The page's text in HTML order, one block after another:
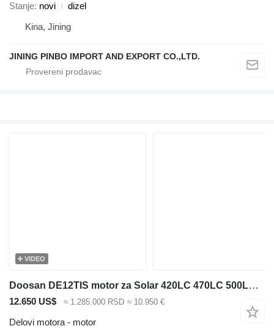
Stanje novi
dizel
Kina, Jining
JINING PINBO IMPORT AND EXPORT CO.,LTD.
VIDEO
Doosan DE12TIS motor za Solar 420LC 470LC 500LCV bagera
12.650 US$ ≈ 1.285.000 RSD ≈ 10.950 €
Delovi motora - motor